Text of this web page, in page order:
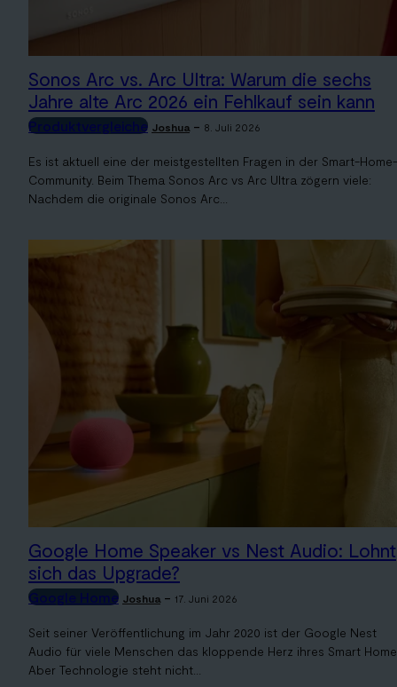
Sonos Arc vs. Arc Ultra: Warum die sechs
Jahre alte Arc 2026 ein Fehlkauf sein kann
Produktvergleiche Joshua - 8. Juli 2026
Es ist aktuell eine der meistgestellten Fragen in der Smart-Home-
Community. Beim Thema Sonos Arc vs Arc Ultra zögern viele:
Nachdem die originale Sonos Arc...
Google Home Speaker vs Nest Audio: Lohnt
sich das Upgrade?
Google Home Joshua - 17. Juni 2026
Seit seiner Veröffentlichung im Jahr 2020 ist der Google Nest
Audio für viele Menschen das kloppende Herz ihres Smart
Aber Technologie steht nicht...